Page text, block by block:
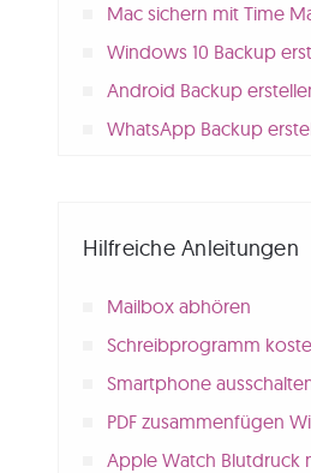
Mac sichern mit Time
Windows 10 Backup
Android Backup
WhatsApp Backup
Hilfreiche Anleitungen
Mailbox abhören
Schreibprogramm
Smartphone
PDF zusammenfügen
Apple Watch Blutdruck